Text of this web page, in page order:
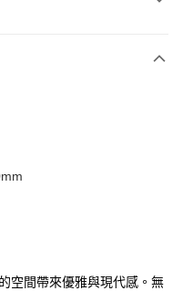
空間帶來優雅與現代感。無